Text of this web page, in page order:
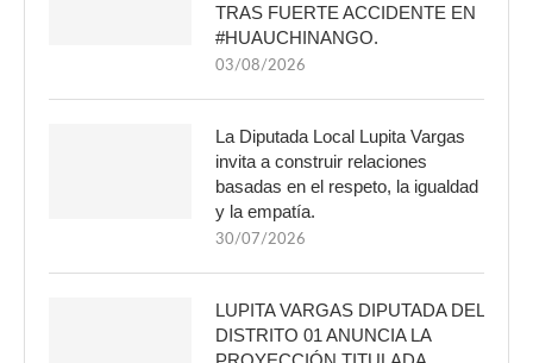
TRAS FUERTE ACCIDENTE EN
#HUAUCHINANGO.
03/08/2026
La Diputada Local Lupita Vargas
invita a construir relaciones
basadas en el respeto, la igualdad
y la empatía.
30/07/2026
LUPITA VARGAS DIPUTADA DEL
DISTRITO 01 ANUNCIA LA